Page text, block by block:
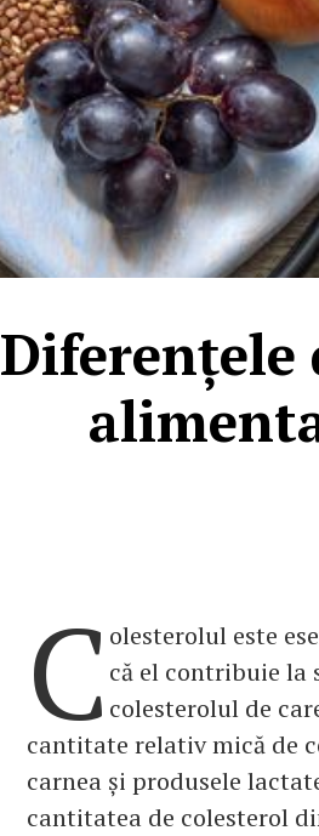
C olesterolul este
că el contribuie la
colesterolul de
cantitate relativ mică de
carnea și produsele
cantitatea de colesterol